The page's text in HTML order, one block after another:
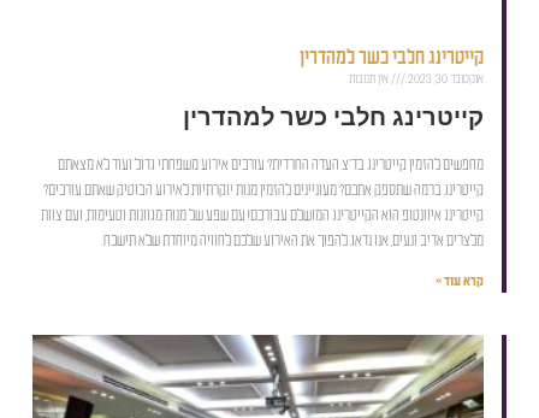
קייטרינג חלבי כשר למהדרין
אוקטובר 30, 2023 אין תגובות
קייטרינג חלבי כשר למהדרין
מחפשים להזמין קייטרינג בד"צ העדה החרדית? עורכים אירוע משפחתי גדול ועוד לא מצאתם
קייטרינג ברמה שתספק אתכם? מעוניינים להזמין מנות יוקרתיות לאירוע הבוטיק שאתם עורכים?
קייטרינג איוונטופ הוא הקייטרינג המושלם עבורכם! עם שפע של מנות מגוונות וטעימות, ועם צוות
מלצרים אדיב ונעים, אנו נדאג להפוך את האירוע שלכם לחוויה מיוחדת שלא תישכח.
קרא עוד »